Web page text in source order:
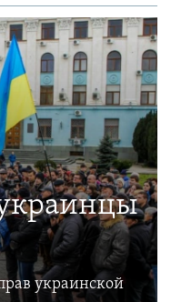
украинской